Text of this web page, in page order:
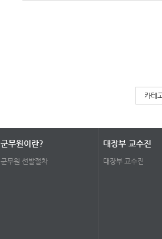
군무원이란?
군무원 선발절차
대장부 교수진
대장부 교수진